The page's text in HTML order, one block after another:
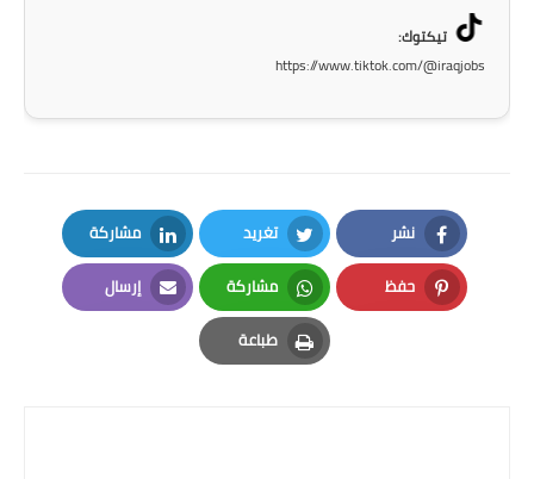
تيكتوك:
https://www.tiktok.com/@iraqjobs
نشر
Facebook
تغريد
Twitter
مشاركة
LinkedIn
حفظ
Pinterest
مشاركة
Whatsapp
إرسال
Email
طباعة
Print